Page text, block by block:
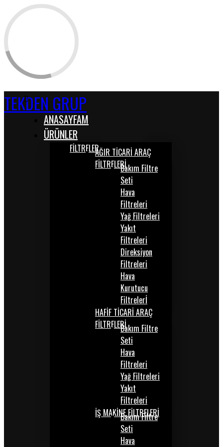
TEKDEN GRUP
ANASAYFAM
ÜRÜNLER
FİLTRELERAĞIR TİCARİ ARAÇ
FİLTRELERİBakım Filtre
Seti
Hava
Filtreleri
Yağ Filtreleri
Yakıt
Filtreleri
Direksiyon
Filtreleri
Hava
Kurutucu
Filtrelerİ
HAFİF TİCARİ ARAÇ
FİLTRELERİBakım Filtre
Seti
Hava
Filtreleri
Yağ Filtreleri
Yakıt
Filtreleri
İŞ MAKİNE FİLTRELERİ
Bakım Filtre
Seti
Hava